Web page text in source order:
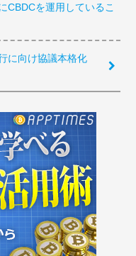
CBDCを運用しているこ
に向け協議本格化